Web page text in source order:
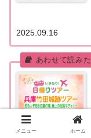
2025.09.16
メニュー ホーム